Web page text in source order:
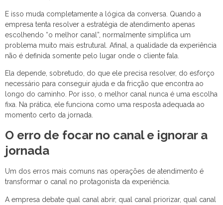
E isso muda completamente a lógica da conversa. Quando a
empresa tenta resolver a estratégia de atendimento apenas
escolhendo “o melhor canal”, normalmente simplifica um
problema muito mais estrutural. Afinal, a qualidade da experiência
não é definida somente pelo lugar onde o cliente fala.
Ela depende, sobretudo, do que ele precisa resolver, do esforço
necessário para conseguir ajuda e da fricção que encontra ao
longo do caminho. Por isso, o melhor canal nunca é uma escolha
fixa. Na prática, ele funciona como uma resposta adequada ao
momento certo da jornada.
O erro de focar no canal e ignorar a
jornada
Um dos erros mais comuns nas operações de atendimento é
transformar o canal no protagonista da experiência.
A empresa debate qual canal abrir, qual canal priorizar, qual canal